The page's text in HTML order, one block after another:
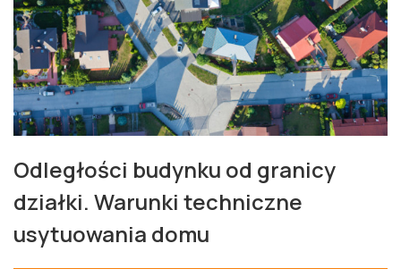
Odległości budynku od granicy
działki. Warunki techniczne
usytuowania domu